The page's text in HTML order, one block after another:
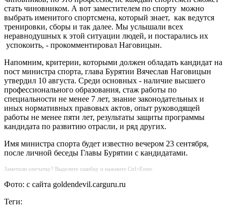
стать чиновником. А вот заместителем по спорту можно
выбрать именитого спортсмена, который знает, как ведутся
тренировки, сборы и так далее. Мы услышали всех
неравнодушных к этой ситуации людей, и постарались их
успокоить, - прокомментировал Наговицын.
Напомним, критерии, которыми должен обладать кандидат на
пост министра спорта, глава Бурятии Вячеслав Наговицын
утвердил 10 августа. Среди основных - наличие высшего
профессионального образования, стаж работы по
специальности не менее 7 лет, знание законодательных и
иных нормативных правовых актов, опыт руководящей
работы не менее пяти лет, результаты защиты программы
кандидата по развитию отрасли, и ряд других.
Имя министра спорта будет известно вечером 23 сентября,
после личной беседы Главы Бурятии с кандидатами.
Заметили опечатку? Выделите ошибку и нажмите Ctrl+Enter.
Фото: с сайта goldendevil.carguru.ru
Теги: